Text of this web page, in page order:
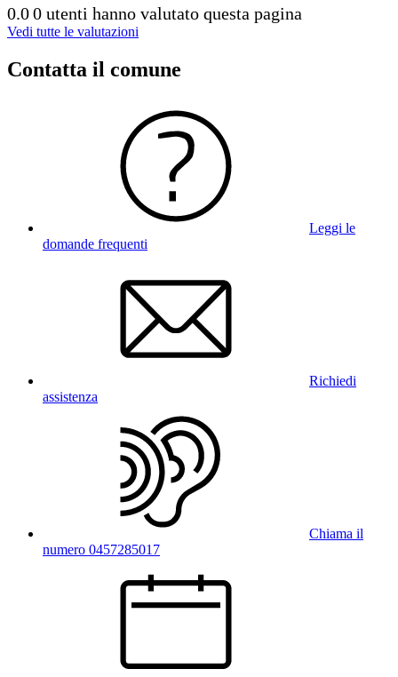
0.00 utenti hanno valutato questa pagina
Vedi tutte le valutazioni
Contatta il comune
Leggi le
domande frequenti
Richiedi
assistenza
Chiama il
numero 0457285017